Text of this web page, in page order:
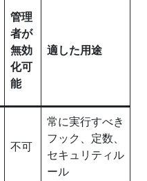
管理
者が
無効
化可
能
適した用途
不可
常に実行すべき
フック、定数、
セキュリティル
ール